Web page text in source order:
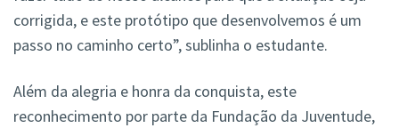
corrigida, e este protótipo que desenvolvemos é um
passo no caminho certo”, sublinha o estudante.
Além da alegria e honra da conquista, este
reconhecimento por parte da Fundação da Juventude,